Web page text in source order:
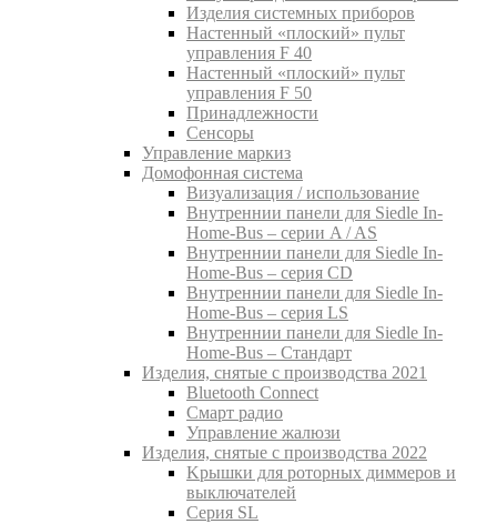
Изделия системных приборов
Настенный «плоский» пульт
управления F 40
Настенный «плоский» пульт
управления F 50
Принадлежности
Сенсоры
Управление маркиз
Домофонная система
Визуализация / использование
Внутреннии панели для Siedle In-
Home-Bus – серии A / AS
Внутреннии панели для Siedle In-
Home-Bus – серия CD
Внутреннии панели для Siedle In-
Home-Bus – серия LS
Внутреннии панели для Siedle In-
Home-Bus – Стандарт
Изделия, снятые с производства 2021
Bluetooth Connect
Смарт радио
Управление жалюзи
Изделия, снятые с производства 2022
Kрышки для роторных диммеров и
выключателей
Серия SL